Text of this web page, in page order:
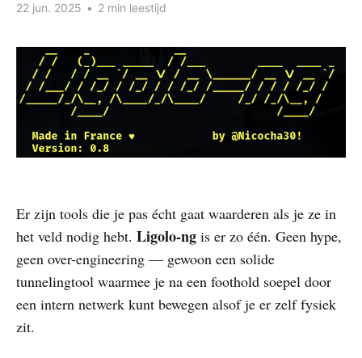
22 jun. 2025 • 2 min leestijd
Er zijn tools die je pas écht gaat waarderen als je ze in
het veld nodig hebt. Ligolo-ng is er zo één. Geen hype,
geen over-engineering — gewoon een solide
tunnelingtool waarmee je na een foothold soepel door
een intern netwerk kunt bewegen alsof je er zelf fysiek
zit.